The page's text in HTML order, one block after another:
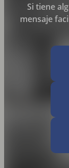
Si tiene
mensaje